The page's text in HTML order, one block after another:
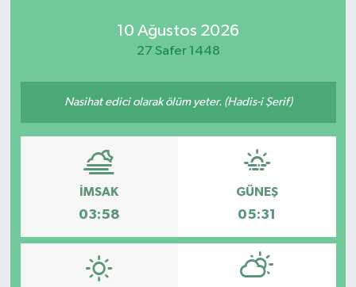
10 Ağustos 2026
27 Safer 1448
Nasihat edici olarak ölüm yeter. (Hadis-i Şerif)
İMSAK
03:58
GÜNEŞ
05:31
Resmi İlanlar
Spor
Tatil ve Seyahat
Haber Arşivi